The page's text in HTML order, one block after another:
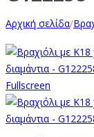
Αρχική σελίδα/
Fullscreen